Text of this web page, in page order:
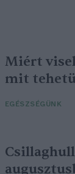
Miért
mit
EGÉSZSÉGÜNK